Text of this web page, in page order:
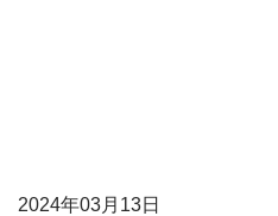
2024年03月13日